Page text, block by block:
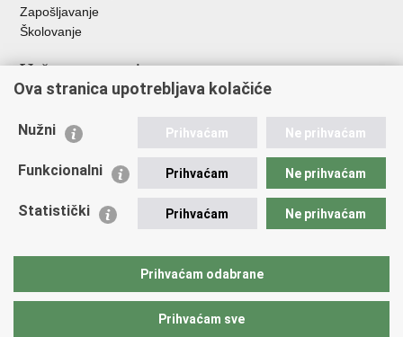
Zapošljavanje
Školovanje
Važne poveznice
Ministarstvo unutarnjih poslova
Udruge
Policijska akademija
Zaklada policijske solidarnosti
Vučetić"
Ova stranica upotrebljava kolačiće
Nužni Prihvaćam Ne prihvaćam
Funkcionalni Prihvaćam Ne prihvaćam
Statistički Prihvaćam Ne prihvaćam
Prihvaćam odabrane
Prihvaćam sve